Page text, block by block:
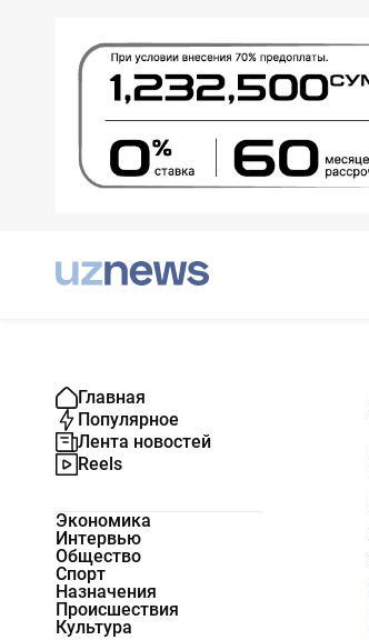
Главная
Популярное
Лента новостей
Reels
Экономика
Интервью
Общество
Спорт
Назначения
Происшествия
Культура